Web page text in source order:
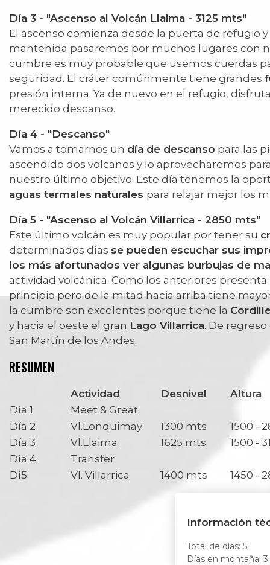
Día 3 - "Ascenso al Volcán Llaima - 3125 mts"
El ascenso comienza desde la puerta de refugio
mantenida pasaremos por muchos lugares con
cumbre es muy probable que usemos cuerdas
seguridad. El cráter comúnmente tiene grandes
presión interna. Ya de nuevo en el refugio,
merecido descanso.
Día 4 - "Descanso"
Vamos a tomarnos un día de descanso para las
ascendido dos volcanes y lo aprovecharemos
nuestro último objetivo. Este día tenemos la
aguas termales naturales para relajar mejor los
Día 5 - "Ascenso al Volcán Villarrica - 2850 mts"
Este último volcán es muy popular por tener su
determinados días se pueden escuchar sus
los más afortunados ver algunas burbujas de
actividad volcánica. Como los anteriores
principio pero de la mitad hacia arriba tiene
la cumbre son excelentes porque tiene la
y hacia el oeste el gran Lago Villarrica. De
San Martín de los Andes.
RESUMEN
Actividad Desnivel
Altura
Día 1
Meet & Great
Día 2
Vl.Lonquimay 1300 mts
1500 -
Día 3
Vl.Llaima 1625 mts
1500 -
Día 4
Transfer
Dí5
Vl. Villarrica 1400 mts 1450 -
Información
Total de días: 5
Días en montaña: 3